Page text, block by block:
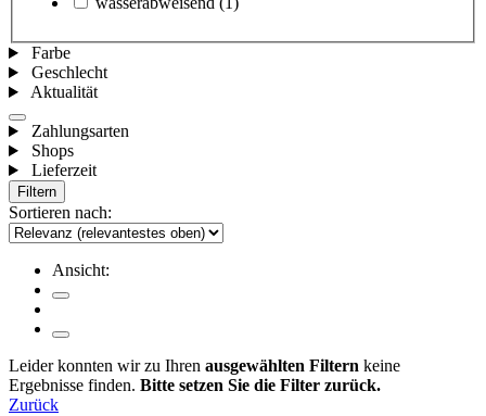
Farbe
Geschlecht
Aktualität
Zahlungsarten
Shops
Lieferzeit
Filtern
Sortieren nach:
Ansicht:
Leider konnten wir zu Ihren ausgewählten Filtern keine
Ergebnisse finden. Bitte setzen Sie die Filter zurück.
Zurück